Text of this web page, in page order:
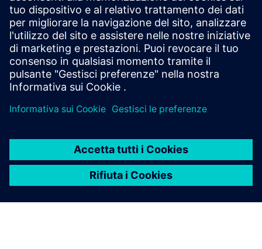
Podcast
Ascolti il nostro podcast per scoprire come stiamo
portando l'industria nel mondo accademico.
Ascolti ora